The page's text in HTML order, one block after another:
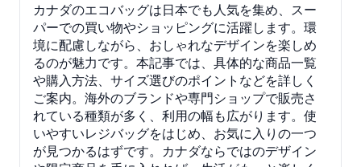
カナダのエコバッグは日本でも人気を集め、スー
パーでの買い物やショッピングに活躍します。環
境に配慮しながら、おしゃれなデザインを楽しめ
るのが魅力です。本記事では、具体的な商品一覧
や購入方法、サイズ選びのポイントなどを詳しく
ご案内。海外のブランドや専門ショップで販売さ
れている種類が多く、利用の幅も広がります。使
いやすいレジバッグをはじめ、お気に入りの一つ
が見つかるはずです。カナダならではのデザイン